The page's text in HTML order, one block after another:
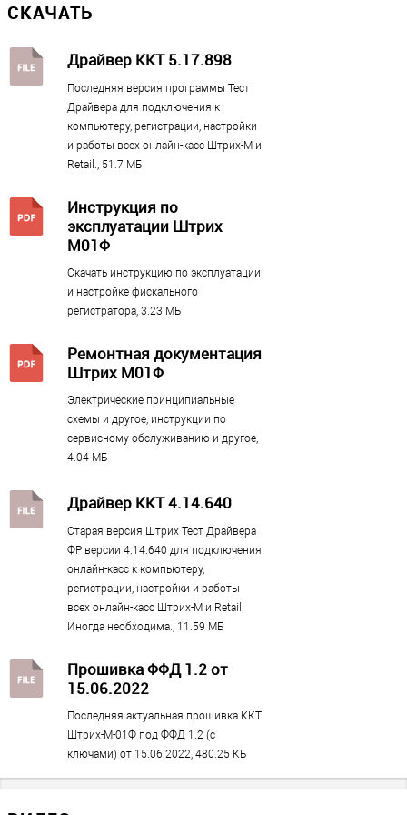
Банковский терминал
Смартфон
Принтер этикеток
нет
Принтер
Автоотрезчик чеков
Ширина чековой ленты
80 мм
Скорость печати, мм в секунду
Разрешение печати, dpi
Тип печати ?
Печать реквизитов покупателя ?
Физические параметры
Цвет
Черный
Габариты без упаковки (д/ш/в)
Габариты с упаковкой (д/ш/в)
СКАЧАТЬ
Драйвер ККТ 5.17.898
Последняя версия программы Тест
Драйвера для подключения к
компьютеру, регистрации, настройки
и работы всех онлайн-касс Штрих-М и
Retail., 51.7 МБ
Инструкция по
эксплуатации Штрих
М01Ф
Скачать инструкцию по эксплуатации
и настройке фискального
регистратора, 3.23 МБ
Ремонтная документация
Штрих М01Ф
Электрические принципиальные
схемы и другое, инструкции по
сервисному обслуживанию и другое,
4.04 МБ
Драйвер ККТ 4.14.640
Старая версия Штрих Тест Драйвера
ФР версии 4.14.640 для подключения
онлайн-касс к компьютеру,
регистрации, настройки и работы
всех онлайн-касс Штрих-М и Retail.
Иногда необходима., 11.59 МБ
Прошивка ФФД 1.2 от
15.06.2022
Последняя актуальная прошивка ККТ
Штрих-М-01Ф под ФФД 1.2 (с
ключами) от 15.06.2022, 480.25 КБ